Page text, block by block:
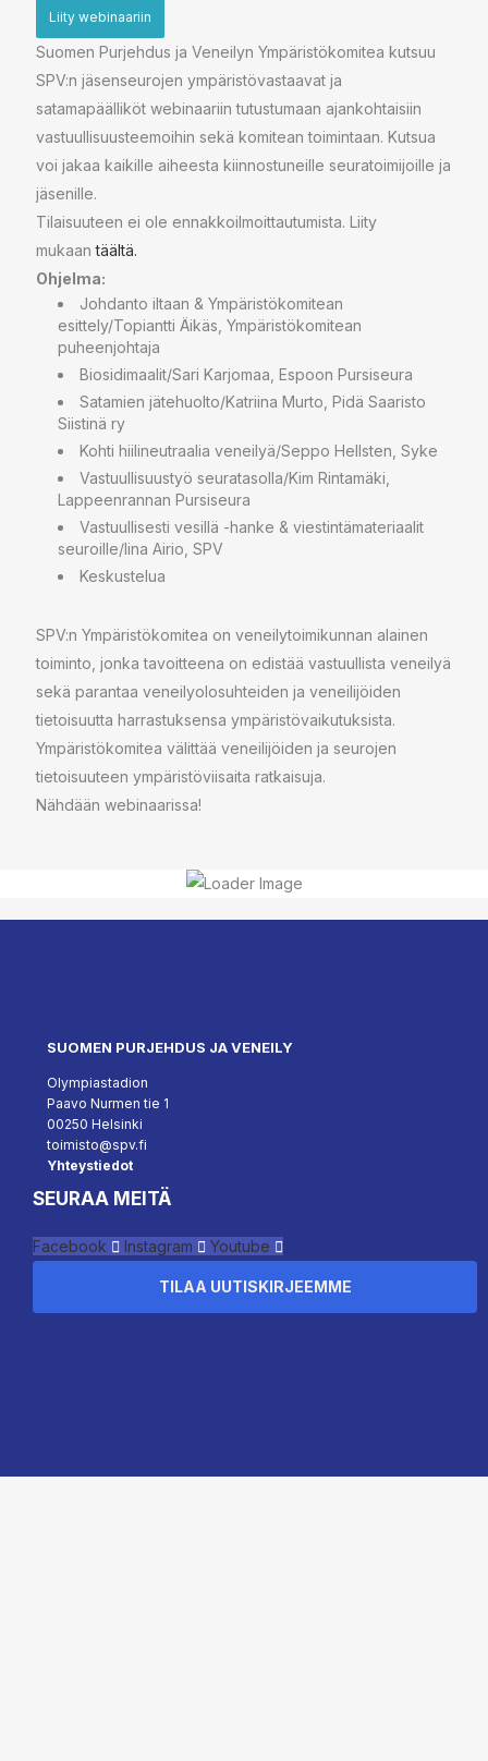
Suomen Purjehdus ja Veneilyn Ympäristökomitea kutsuu
SPV:n jäsenseurojen ympäristövastaavat ja
satamapäälliköt webinaariin tutustumaan ajankohtaisiin
vastuullisuusteemoihin sekä komitean toimintaan. Kutsua
voi jakaa kaikille aiheesta kiinnostuneille seuratoimijoille ja
jäsenille.
Tilaisuuteen ei ole ennakkoilmoittautumista. Liity
mukaantäältä.
Ohjelma:
Johdanto iltaan & Ympäristökomitean
esittely/Topiantti Äikäs, Ympäristökomitean
puheenjohtaja
Biosidimaalit/Sari Karjomaa, Espoon Pursiseura
Satamien jätehuolto/Katriina Murto, Pidä Saaristo
Siistinä ry
Kohti hiilineutraalia veneilyä/Seppo Hellsten, Syke
Vastuullisuustyö seuratasolla/Kim Rintamäki,
Lappeenrannan Pursiseura
Vastuullisesti vesillä -hanke & viestintämateriaalit
seuroille/Iina Airio, SPV
Keskustelua
SPV:n Ympäristökomitea on veneilytoimikunnan alainen
toiminto, jonka tavoitteena on edistää vastuullista veneilyä
sekä parantaa veneilyolosuhteiden ja veneilijöiden
tietoisuutta harrastuksensa ympäristövaikutuksista.
Ympäristökomitea välittää veneilijöiden ja seurojen
tietoisuuteen ympäristöviisaita ratkaisuja.
Nähdään webinaarissa!
Liity webinaariin
SUOMEN PURJEHDUS JA VENEILY
Olympiastadion
Paavo Nurmen tie 1
00250 Helsinki
toimisto@spv.fi
Yhteystiedot
SEURAA MEITÄ
Facebook Instagram Youtube
TILAA UUTISKIRJEEMME